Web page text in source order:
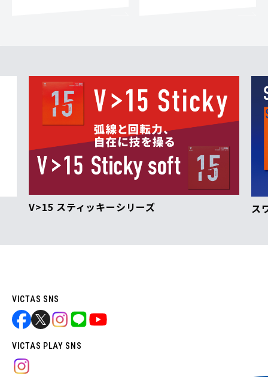
V>15 スティッキーシリーズ ス
VICTAS SNS
VICTAS PLAY SNS